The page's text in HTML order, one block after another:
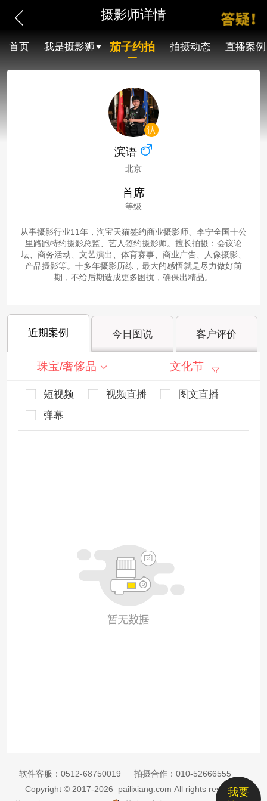
摄影师详情
首页 我是摄影狮 茄子约拍 拍摄动态 直播案例
滨语
北京
首席
等级
从事摄影行业11年，淘宝天猫签约商业摄影师、李宁全国十公
里路跑特约摄影总监、艺人签约摄影师。擅长拍摄：会议论
坛、商务活动、文艺演出、体育赛事、商业广告、人像摄影、
产品摄影等。十多年摄影历练，最大的感悟就是尽力做好前
期，不给后期造成更多困扰，确保出精品。
近期案例 今日图说 客户评价
珠宝/奢侈品 文化节
短视频 视频直播
图文直播
弹幕
我要
软件客服： 0512-68750019 拍摄合作： 010-52666555
Copyright © 2017-2026 pailixiang.com All rights reserved